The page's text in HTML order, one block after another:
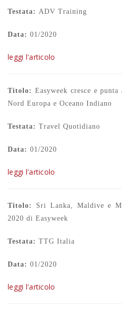
Testata: ADV Training
Data: 01/2020
leggi l'articolo
Titolo: Easyweek cresce e
Nord Europa e Oceano Indiano
Testata: Travel Quotidiano
Data: 01/2020
leggi l'articolo
Titolo:
Sri Lanka, Maldive e
2020 di Easyweek
Testata: TTG Italia
Data: 01/2020
leggi l'articolo